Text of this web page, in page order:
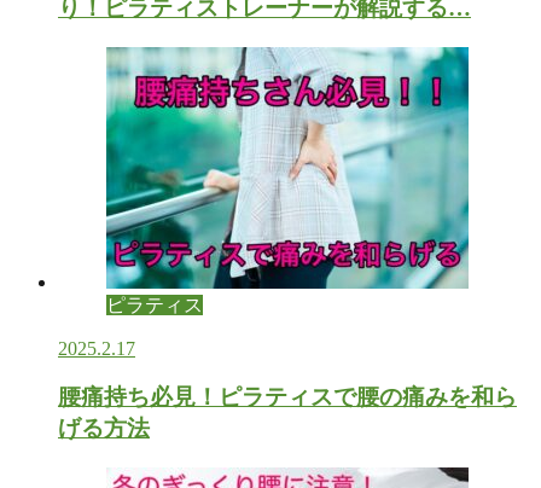
り！ピラティストレーナーが解説する…
ピラティス
2025.2.17
腰痛持ち必見！ピラティスで腰の痛みを和ら
げる方法